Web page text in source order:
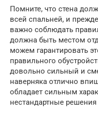
Помните, что стена
всей спальней, и
важно соблюдать
должна быть местом
можем гарантировать
правильного
довольно сильный и
наверняка отлично
обладает сильным
нестандартные решения